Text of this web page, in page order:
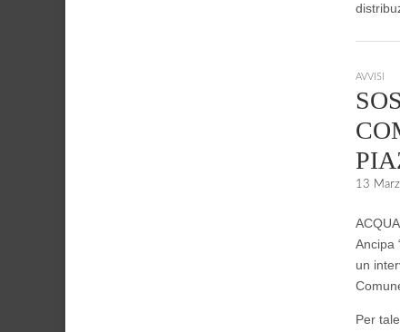
AVVISI
13
Ancipa
un
Per